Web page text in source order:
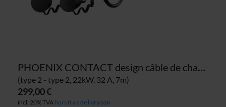
PHOENIX CONTACT design câble de charge
(type 2 - type 2, 22kW, 32 A, 7m)
299,00 €
incl. 20% TVA hors frais de livraison